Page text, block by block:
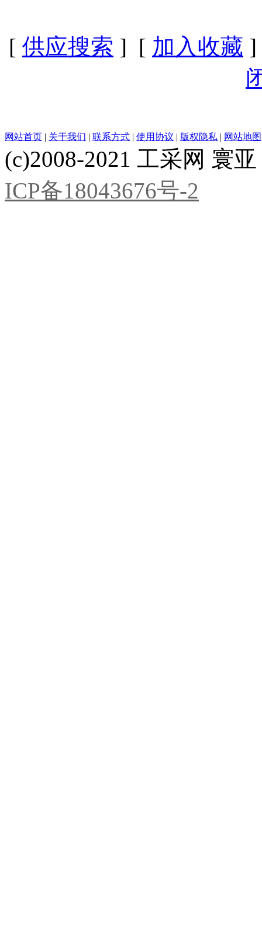
[ 供应搜索 ] [ 加入收藏
网站首页 | 关于我们 | 联系方式 | 使用协议 | 版权隐私 | 网站地图
(c)2008-2021 工采网 寰
ICP备18043676号-2